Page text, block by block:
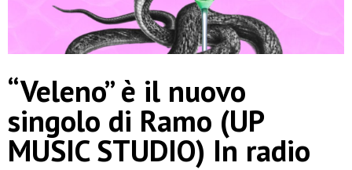
“Veleno” è il nuovo
singolo di Ramo (UP
MUSIC STUDIO) In radio